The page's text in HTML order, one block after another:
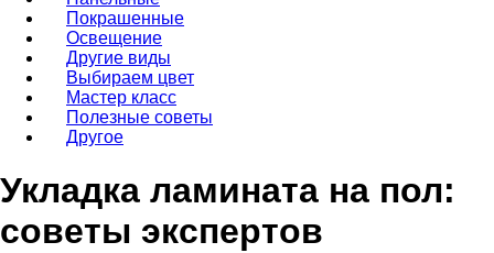
Покрашенные
Освещение
Другие виды
Выбираем цвет
Мастер класс
Полезные советы
Другое
Укладка ламината на пол:
советы экспертов